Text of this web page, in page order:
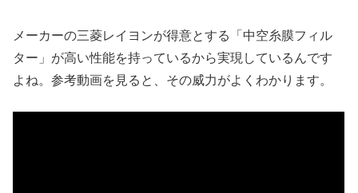
メーカーの三菱レイヨンが得意とする「中空糸膜フィル
ター」が高い性能を持っているから実現しているんです
よね。参考動画を見ると、その威力がよくわかります。